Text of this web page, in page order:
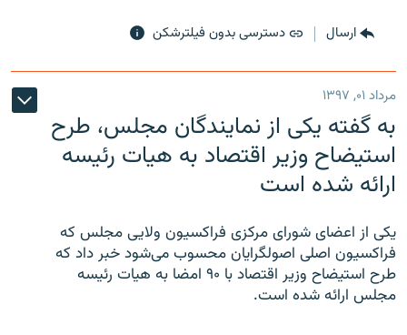
ارسال دسترسی بدون فیلترشکن
مرداد ۰۱, ۱۳۹۷
به گفته یکی از نمایندگان مجلس، طرح
استیضاح وزیر اقتصاد به هیات رئیسه
ارائه شده است
یکی از اعضای شورای مرکزی فراکسیون ولایی مجلس که
فراکسیون اصلی اصولگرایان محسوب می‌شود خبر داد که
طرح استیضاح وزیر اقتصاد با ۹۰ امضا به هیات رئیسه
مجلس ارائه شده است.